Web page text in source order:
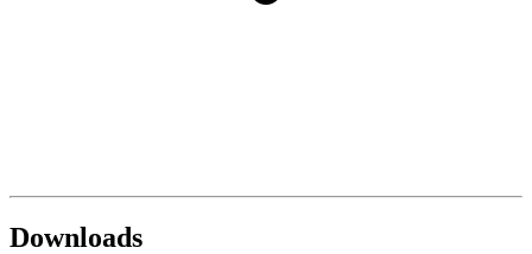
Downloads